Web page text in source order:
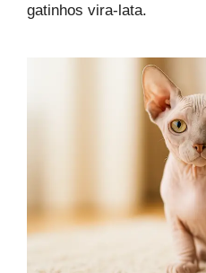
gatinhos vira-lata.